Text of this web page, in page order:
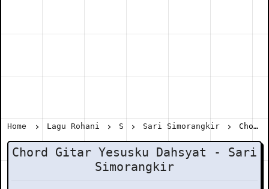
Home Lagu Rohani S Sari Simorangkir Chord Gitar Yesusku Dahsyat - Sari Simorangkir
Chord Gitar Yesusku Dahsyat - Sari
Simorangkir